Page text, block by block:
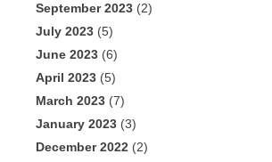
September 2023 (2)
July 2023 (5)
June 2023 (6)
April 2023 (5)
March 2023 (7)
January 2023 (3)
December 2022 (2)